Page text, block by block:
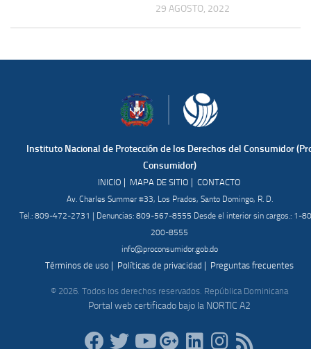
29 AGOSTO, 2022
Instituto Nacional de Protección de los Derechos del Consumidor
Consumidor)
INICIO | MAPA DE SITIO | CONTACTO
Av. Charles Summer #33, Los Prados, Santo Domingo, R. D.
Tel.: 809-472-2731 | Denuncias: 809-567-8555 Desde el interior sin cargos.: 1-
200-8555
info@proconsumidor.gob.do
Términos de uso | Políticas de privacidad | Preguntas frecuentes
© 2026. Todos los derechos reservados. República Dominicana
Portal web certificado bajo la NORTIC A2